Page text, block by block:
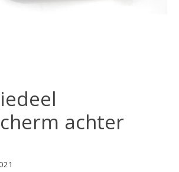
achter